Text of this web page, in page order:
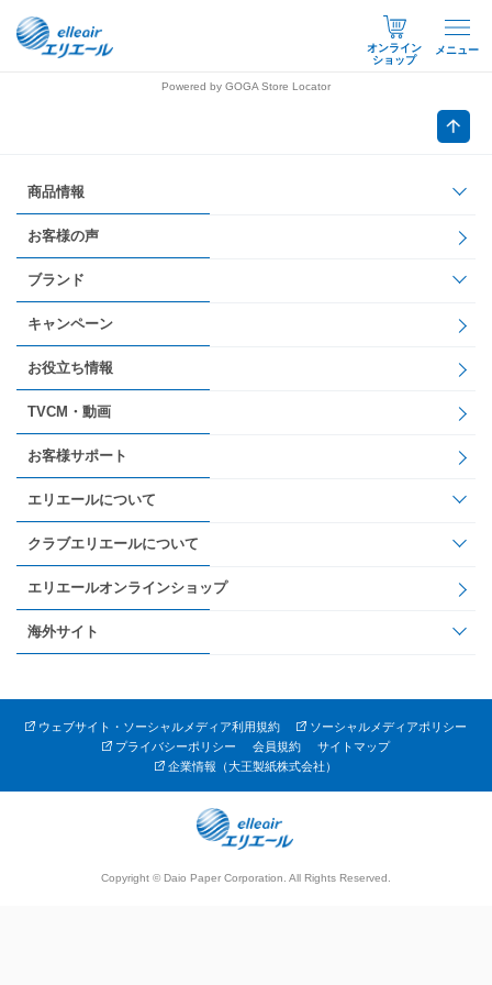
オンライン
ショップ
メニュー
Powered by GOGA Store Locator
商品情報
お客様の声
ブランド
キャンペーン
お役立ち情報
TVCM・動画
お客様サポート
エリエールについて
クラブエリエールについて
エリエールオンラインショップ
海外サイト
ウェブサイト・ソーシャルメディア利用規約
ソーシャルメディアポリシー
プライバシーポリシー
会員規約
サイトマップ
企業情報（大王製紙株式会社）
Copyright © Daio Paper Corporation. All Rights Reserved.